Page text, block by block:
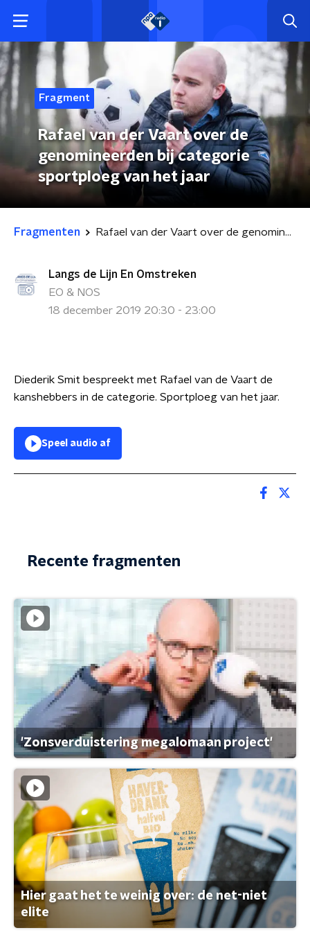
Fragment
Rafael van der Vaart over de
genomineerden bij categorie
sportploeg van het jaar
Fragmenten Rafael van der Vaart over de genomineerden bij categorie sportploeg van het jaar
Langs de Lijn En Omstreken
EO & NOS
18 december 2019 20:30 - 23:00
Diederik Smit bespreekt met Rafael van de Vaart de
kanshebbers in de categorie. Sportploeg van het jaar.
Speel audio af
Recente fragmenten
'Zonsverduistering megalomaan project'
Hier gaat het te weinig over: de net-niet
elite